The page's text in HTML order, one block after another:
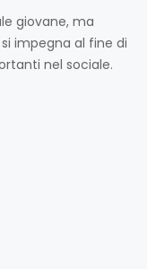
giovane, ma
impegna al fine di
nel sociale.